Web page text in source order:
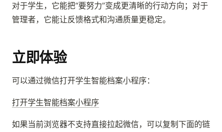
对于学生，它能把“要努力”变成更清晰的行动方向；对于
管理者，它能让反馈格式和沟通质量更稳定。
立即体验
可以通过微信打开学生智能档案小程序：
打开学生智能档案小程序
如果当前浏览器不支持直接拉起微信，可以复制下面的链